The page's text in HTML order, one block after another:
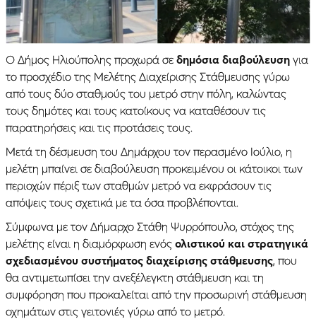
Ο Δήμος Ηλιούπολης προχωρά σε δημόσια διαβούλευση για
το προσχέδιο της Μελέτης Διαχείρισης Στάθμευσης γύρω
από τους δύο σταθμούς του μετρό στην πόλη, καλώντας
τους δημότες και τους κατοίκους να καταθέσουν τις
παρατηρήσεις και τις προτάσεις τους.
Μετά τη δέσμευση του Δημάρχου τον περασμένο Ιούλιο, η
μελέτη μπαίνει σε διαβούλευση προκειμένου οι κάτοικοι των
περιοχών πέριξ των σταθμών μετρό να εκφράσουν τις
απόψεις τους σχετικά με τα όσα προβλέπονται.
Σύμφωνα με τον Δήμαρχο Στάθη Ψυρρόπουλο, στόχος της
μελέτης είναι η διαμόρφωση ενός ολιστικού και στρατηγικά
σχεδιασμένου συστήματος διαχείρισης στάθμευσης, που
θα αντιμετωπίσει την ανεξέλεγκτη στάθμευση και τη
συμφόρηση που προκαλείται από την προσωρινή στάθμευση
οχημάτων στις γειτονιές γύρω από το μετρό.